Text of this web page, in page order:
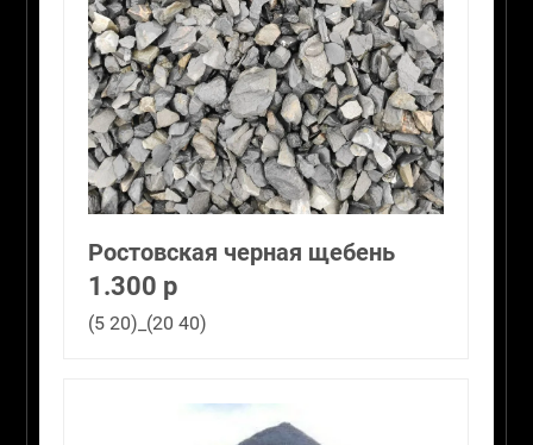
Ростовская черная щебень
1.300 р
(5 20)_(20 40)